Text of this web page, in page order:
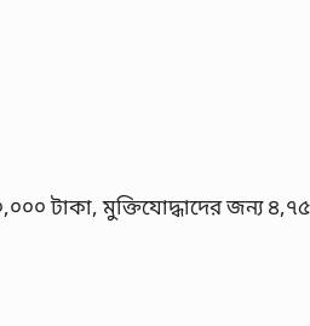
টাকা, মুক্তিযোদ্ধাদের জন্য